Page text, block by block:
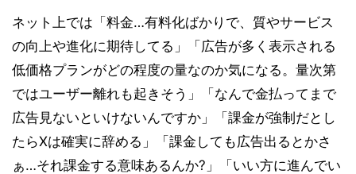
ネット上では「料金…有料化ばかりで、質やサービス
の向上や進化に期待してる」「広告が多く表示される
低価格プランがどの程度の量なのか気になる。量次第
ではユーザー離れも起きそう」「なんで金払ってまで
広告見ないといけないんですか」「課金が強制だとし
たらXは確実に辞める」「課金しても広告出るとかさ
ぁ…それ課金する意味あるんか?」「いい方に進んでい